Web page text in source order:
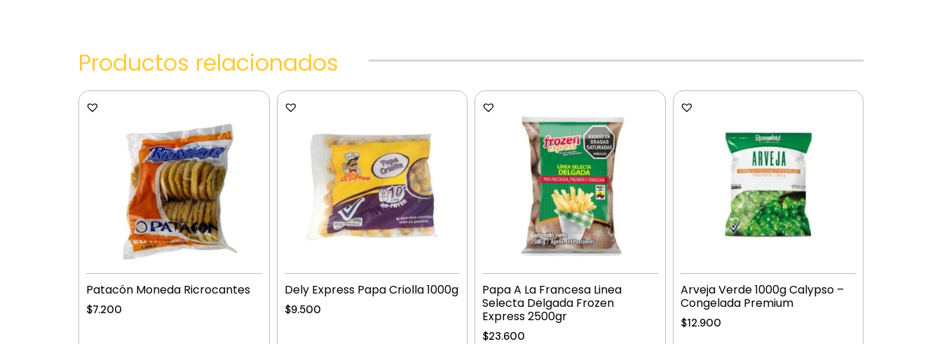
Productos relacionados
Patacón Moneda Ricrocantes
$7.200
Dely Express Papa Criolla 1000g
$9.500
Papa A La Francesa Linea
Selecta Delgada Frozen
Express 2500gr
$23.600
Arveja Verde 1000g Calypso –
Congelada Premium
$12.900